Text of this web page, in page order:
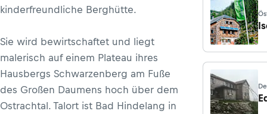
kinderfreundliche Berghütte.
Sie wird bewirtschaftet und liegt
malerisch auf einem Plateau ihres
Hausbergs Schwarzenberg am Fuße
des Großen Daumens hoch über dem
Ostrachtal. Talort ist Bad Hindelang in